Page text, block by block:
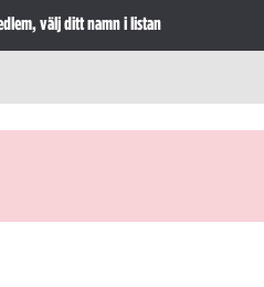
välj ditt namn i listan